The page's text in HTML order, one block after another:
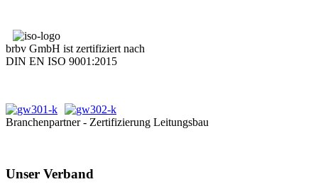
brbv GmbH ist zertifiziert nach
DIN EN ISO 9001:2015
Branchenpartner - Zertifizierung Leitungsbau
Unser Verband